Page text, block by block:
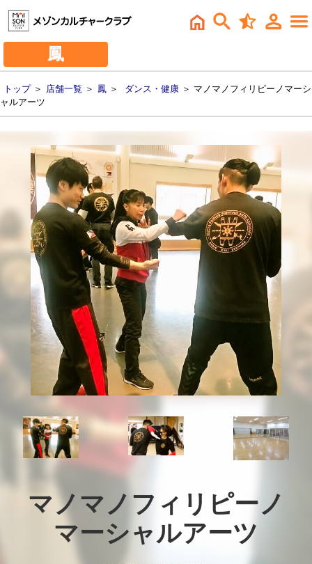
鳳
トップ＞ 店舗一覧 ＞ 鳳 ＞ ダンス・健康 ＞ マノマノフィリピーノマーシ
ャルアーツ
マノマノフィリピーノ
マーシャルアーツ